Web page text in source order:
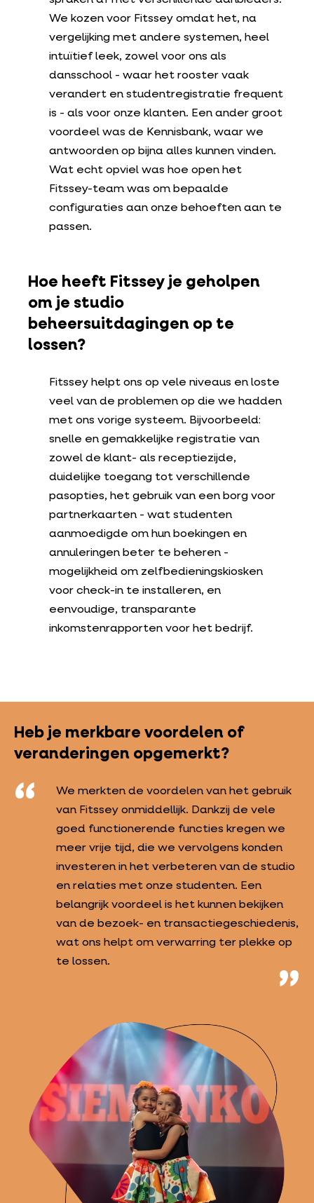
We kozen voor Fitssey omdat het, na
vergelijking met andere systemen, heel
intuïtief leek, zowel voor ons als
dansschool - waar het rooster vaak
verandert en studentregistratie frequent
is - als voor onze klanten. Een ander groot
voordeel was de Kennisbank, waar we
antwoorden op bijna alles kunnen vinden.
Wat echt opviel was hoe open het
Fitssey-team was om bepaalde
configuraties aan onze behoeften aan te
passen.
Hoe heeft Fitssey je geholpen
om je studio
beheersuitdagingen op te
lossen?
Fitssey helpt ons op vele niveaus en loste
veel van de problemen op die we hadden
met ons vorige systeem. Bijvoorbeeld:
snelle en gemakkelijke registratie van
zowel de klant- als receptiezijde,
duidelijke toegang tot verschillende
pasopties, het gebruik van een borg voor
partnerkaarten - wat studenten
aanmoedigde om hun boekingen en
annuleringen beter te beheren -
mogelijkheid om zelfbedieningskiosken
voor check-in te installeren, en
eenvoudige, transparante
inkomstenrapporten voor het bedrijf.
Heb je merkbare voordelen of
veranderingen opgemerkt?
We merkten de voordelen van het gebruik
van Fitssey onmiddellijk. Dankzij de vele
goed functionerende functies kregen we
meer vrije tijd, die we vervolgens konden
investeren in het verbeteren van de studio
en relaties met onze studenten. Een
belangrijk voordeel is het kunnen bekijken
van de bezoek- en transactiegeschiedenis,
wat ons helpt om verwarring ter plekke op
te lossen.